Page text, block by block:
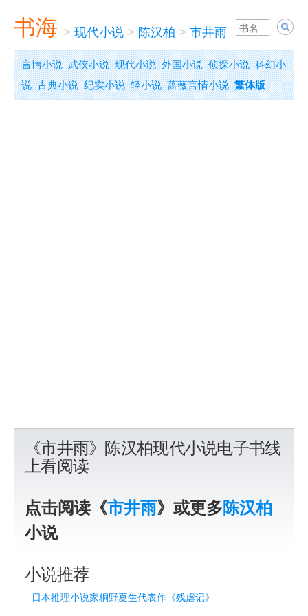
书海 > 现代小说 > 陈汉柏 > 市井雨
言情小说 武侠小说 现代小说 外国小说 侦探小说 科幻小
说 古典小说 纪实小说 轻小说 蔷薇言情小说 繁体版
《市井雨》陈汉柏现代小说电子书线
上看阅读
点击阅读《市井雨》或更多陈汉柏
小说
小说推荐
日本推理小说家桐野夏生代表作《残虐记》